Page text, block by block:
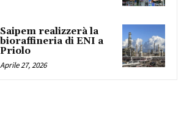
Saipem realizzerà la
bioraffineria di ENI a
Priolo
Aprile 27, 2026